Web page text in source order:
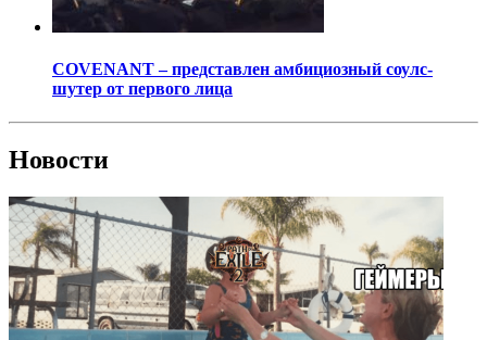
COVENANT – представлен амбициозный соулс-
шутер от первого лица
Новости